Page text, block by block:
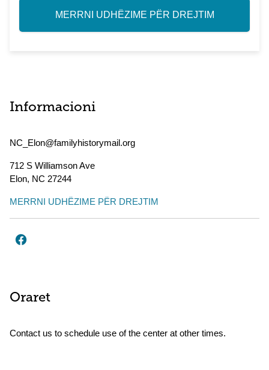
MERRNI UDHËZIME PËR DREJTIM
Informacioni
NC_Elon@familyhistorymail.org
712 S Williamson Ave
Elon, NC 27244
MERRNI UDHËZIME PËR DREJTIM
Oraret
Contact us to schedule use of the center at other times.